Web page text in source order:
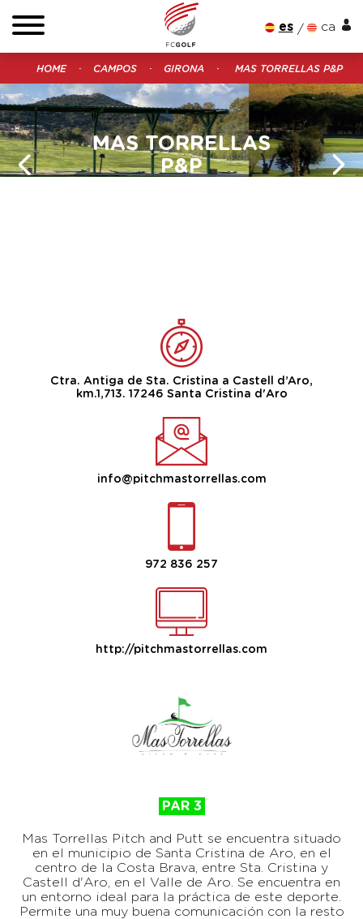
es ca
HOME CAMPOS GIRONA MAS TORRELLAS P&P
MAS TORRELLAS
P&P
PAR 3
Mas Torrellas Pitch and Putt se encuentra situado
en el municipio de Santa Cristina de Aro, en el
centro de la Costa Brava, entre Sta. Cristina y
Castell d'Aro, en el Valle de Aro. Se encuentra en
un entorno ideal para la práctica de este deporte.
Permite una muy buena comunicación con la resto
Ctra. Antiga de Sta. Cristina a Castell d’Aro,
km.1,713. 17246 Santa Cristina d'Aro
info@pitchmastorrellas.com
972 836 257
http://pitchmastorrellas.com